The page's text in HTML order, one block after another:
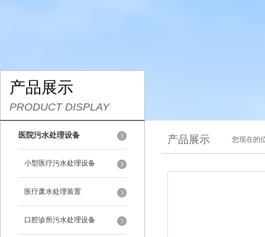
产品展示
PRODUCT DISPLAY
医院污水处理设备
小型医疗污水处理设备
医疗废水处理装置
口腔诊所污水处理设备
产品展示 您现在的